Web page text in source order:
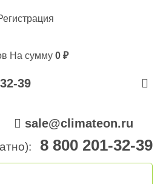
На сумму 0 ₽
39
sale@climateon.ru
8 800 201-32-39